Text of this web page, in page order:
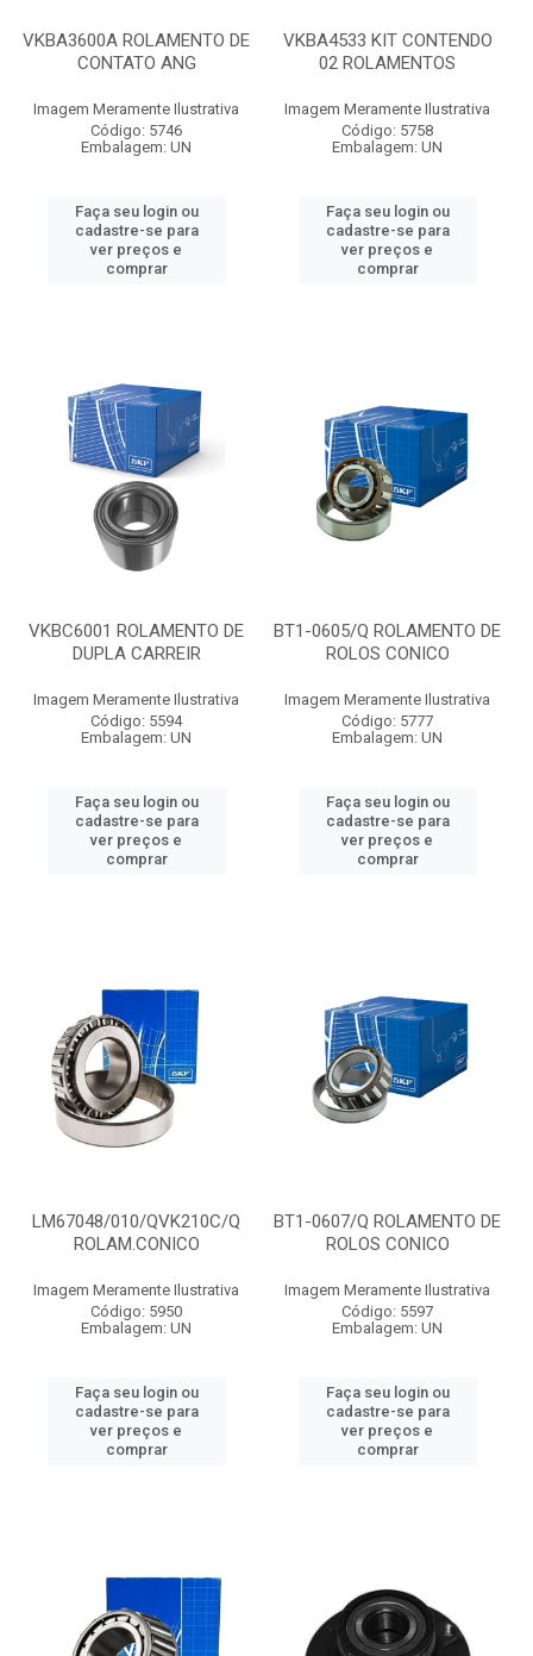
VKBA3600A ROLAMENTO DE
CONTATO ANG
Imagem Meramente Ilustrativa
Código: 5746
Embalagem: UN
Faça seu login ou
cadastre-se para
ver preços e
comprar
VKBA4533 KIT CONTENDO
02 ROLAMENTOS
Imagem Meramente Ilustrativa
Código: 5758
Embalagem: UN
Faça seu login ou
cadastre-se para
ver preços e
comprar
VKBC6001 ROLAMENTO DE
DUPLA CARREIR
Imagem Meramente Ilustrativa
Código: 5594
Embalagem: UN
Faça seu login ou
cadastre-se para
ver preços e
comprar
BT1-0605/Q ROLAMENTO DE
ROLOS CONICO
Imagem Meramente Ilustrativa
Código: 5777
Embalagem: UN
Faça seu login ou
cadastre-se para
ver preços e
comprar
LM67048/010/QVK210C/Q
ROLAM.CONICO
Imagem Meramente Ilustrativa
Código: 5950
Embalagem: UN
Faça seu login ou
cadastre-se para
ver preços e
comprar
BT1-0607/Q ROLAMENTO DE
ROLOS CONICO
Imagem Meramente Ilustrativa
Código: 5597
Embalagem: UN
Faça seu login ou
cadastre-se para
ver preços e
comprar